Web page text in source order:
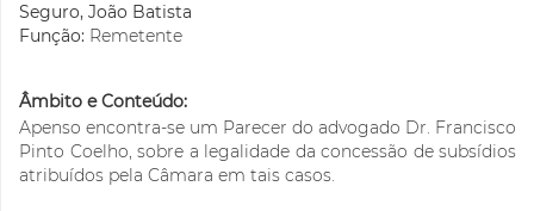
Seguro, João Batista
Função: Remetente
Âmbito e Conteúdo:
Apenso encontra-se um Parecer do advogado Dr. Francisco
Pinto Coelho, sobre a legalidade da concessão de subsídios
atribuídos pela Câmara em tais casos.